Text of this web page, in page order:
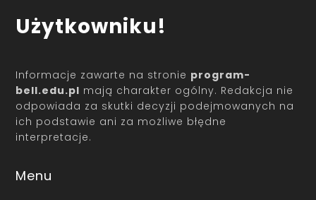
Użytkowniku!
Informacje zawarte na stronie program-
bell.edu.pl mają charakter ogólny. Redakcja nie
odpowiada za skutki decyzji podejmowanych na
ich podstawie ani za możliwe błędne
interpretacje.
Menu